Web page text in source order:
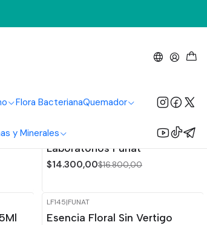
Flora BacterianaQuemador
y MineralesValeriana Extracto 60 Ml
Laboratorios Funat
$14.300,00$16.800,00
-15%
LF145|FUNAT
Esencia Floral Sin Vertigo